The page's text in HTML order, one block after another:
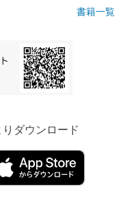
書籍一覧
ダウンロード